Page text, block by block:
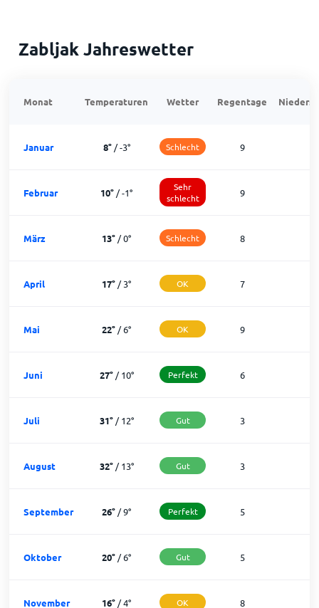
Zabljak Jahreswetter
Monat Temperaturen Wetter Regentage
Januar 8°/-3° Schlecht 9
Februar 10° /-1°
Sehr
schlecht
9
März 13° /0° Schlecht 8
April 17° /3° OK 7
Mai 22° /6° OK 9
Juni 27°/10° Perfekt 6
Juli 31°/12° Gut 3
August 32°/13° Gut 3
September 26° /9° Perfekt 5
Oktober 20° /6° Gut 5
November 16° /4° OK 8